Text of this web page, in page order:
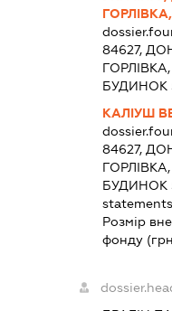
84627,
БУДИНОК
КАЛІУШ
84627,
БУДИНОК
Розмір
фонду